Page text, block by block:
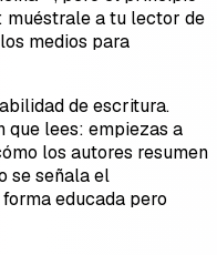
muéstrale a tu lector de
medios para
de escritura.
que lees: empiezas a
los autores resumen
se señala el
educada pero